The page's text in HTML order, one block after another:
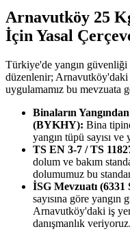
Arnavutköy 25
İçin Yasal
Türkiye'de yangın güvenliği
düzenlenir; Arnavutköy'daki
uygulamamız bu mevzuata
Binaların
(BYKHY): Bina
yangın tüpü sayısı
TS EN 3-7 / TS
dolum ve bakım
dolumumuz bu
İSG Mevzuatı (6331
sayısına göre
Arnavutköy'daki iş
danışmanlık veriyoruz.